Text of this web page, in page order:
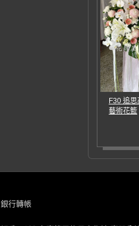
F30 追
藝術花籃
銀行轉帳